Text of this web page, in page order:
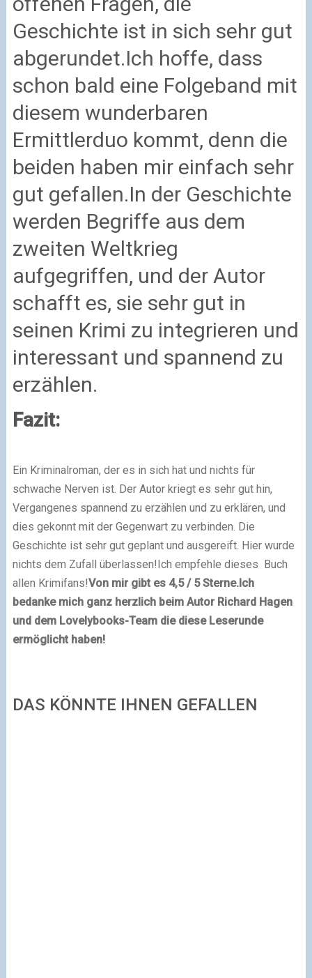
Geschichte ist in sich sehr gut
abgerundet.Ich hoffe, dass
schon bald eine Folgeband mit
diesem wunderbaren
Ermittlerduo kommt, denn die
beiden haben mir einfach sehr
gut gefallen.In der Geschichte
werden Begriffe aus dem
zweiten Weltkrieg
aufgegriffen, und der Autor
schafft es, sie sehr gut in
seinen Krimi zu integrieren und
interessant und spannend zu
erzählen.
Fazit:
Ein Kriminalroman, der es in sich hat und nichts für
schwache Nerven ist. Der Autor kriegt es sehr gut hin,
Vergangenes spannend zu erzählen und zu erklären, und
dies gekonnt mit der Gegenwart zu verbinden. Die
Geschichte ist sehr gut geplant und ausgereift. Hier wurde
nichts dem Zufall überlassen!Ich empfehle dieses Buch
allen Krimifans!Von mir gibt es 4,5 / 5 Sterne.Ich
bedanke mich ganz herzlich beim Autor Richard Hagen
und dem Lovelybooks-Team die diese Leserunde
ermöglicht haben!
DAS KÖNNTE IHNEN GEFALLEN